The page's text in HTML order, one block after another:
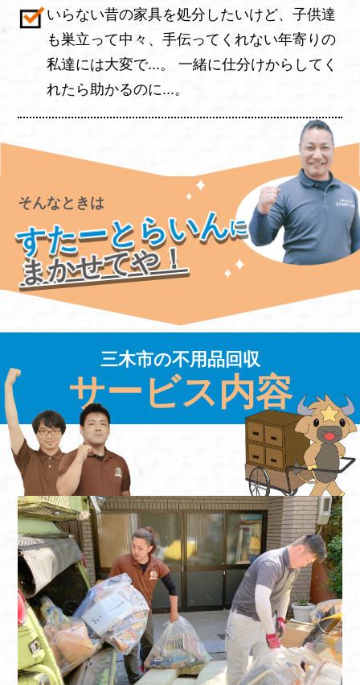
いらない昔の家具を処分したいけど、子供達
も巣立って中々、手伝ってくれない年寄りの
私達には大変で...。 一緒に仕分けからしてく
れたら助かるのに...。
そんなときは
すたーとらいんに
まかせてや！
三木市の不用品回収
サービス内容